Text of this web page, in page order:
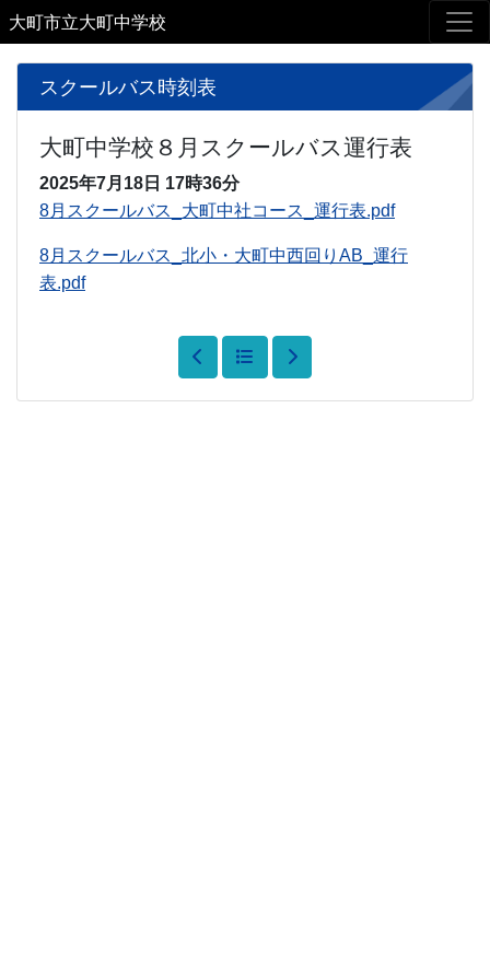
大町市立大町中学校
スクールバス時刻表
大町中学校８月スクールバス運行表
2025年7月18日 17時36分
8月スクールバス_大町中社コース_運行表.pdf
8月スクールバス_北小・大町中西回りAB_運行
表.pdf